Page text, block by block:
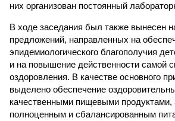
них организован постоянный
В ходе заседания был также вынесен
предложений, направленных на
эпидемиологического благополучия
и на повышение действенности самой
оздоровления. В качестве основного
выделено обеспечение
качественными пищевыми продуктами,
полноценным и сбалансированным